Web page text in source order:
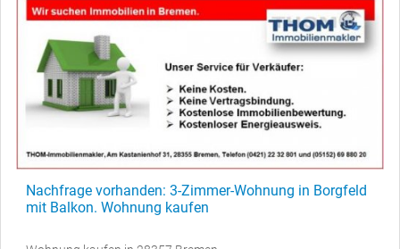
Nachfrage vorhanden: 3-Zimmer-Wohnung in Borgfeld
mit Balkon. Wohnung kaufen